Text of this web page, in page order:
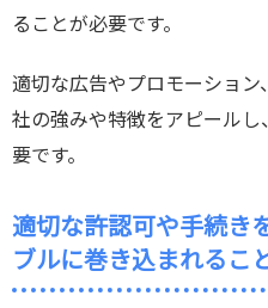
ることが必要です。
適切な広告やプロモーション
社の強みや特徴をアピール
要です。
適切な許認可や手続き
ブルに巻き込まれるこ